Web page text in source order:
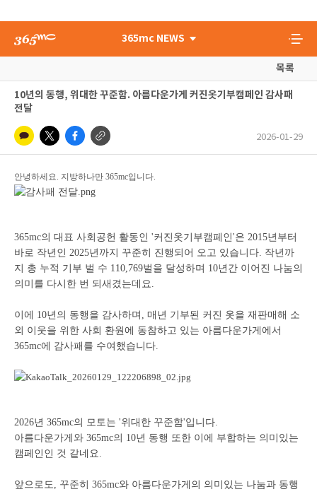
365mc NEWS
목록
10년의 동행, 위대한 꾸준함. 아름다운가게 커진옷기부캠페인 감사패
전달
2026-01-29
안녕하세요. 지방하나만 365mc입니다.
365mc의 대표 사회공헌 활동인 '커진옷기부캠페인'은 2015년부터
바로 작년인 2025년까지 꾸준히 진행되어 오고 있습니다. 작년까
지 총 누적 기부 벌 수 110,769벌을 달성하며 10년간 이어진 나눔의
의미를 다시한 번 되새겼는데요.
이에 10년의 동행을 감사하며, 매년 기부된 커진 옷을 재판매해 소
외 이웃을 위한 사회 환원에 동참하고 있는 아름다운가게에서
365mc에 감사패를 수여했습니다.
2026년 365mc의 모토는 '위대한 꾸준함'입니다.
아름다운가게와 365mc의 10년 동행 또한 이에 부합하는 의미있는
캠페인인 것 같네요.
앞으로도, 꾸준히 365mc와 아름다운가게의 의미있는 나눔과 동행